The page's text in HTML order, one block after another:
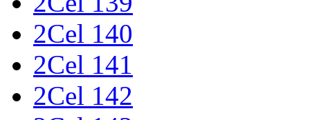
2Cel 140
2Cel 141
2Cel 142